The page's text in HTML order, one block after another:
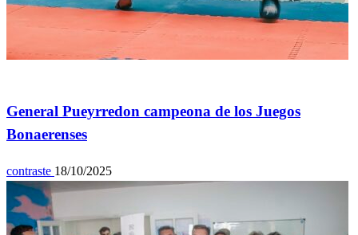
General Pueyrredon campeona de los Juegos
Bonaerenses
contraste 18/10/2025